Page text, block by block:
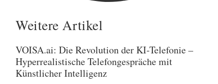
Weitere Artikel
VOISA.ai: Die Revolution der KI-Telefonie –
Hyperrealistische Telefongespräche mit
Künstlicher Intelligenz